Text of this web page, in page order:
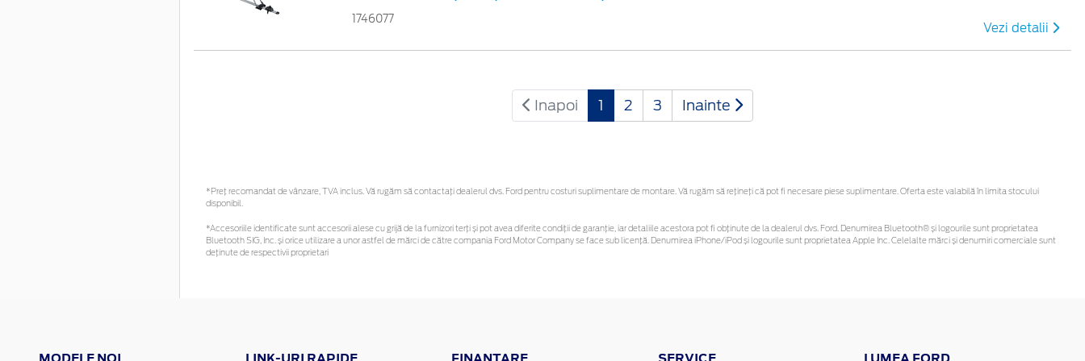
1746077
Vezi detalii
Inapoi 1 2 3 Inainte
*Preţ recomandat de vânzare, TVA inclus. Vă rugăm să contactaţi dealerul dvs. Ford pentru costuri suplimentare de montare. Vă rugăm să rețineți că pot fi necesare piese suplimentare. Oferta este valabilă în limita stocului
disponibil.
*Accesoriile identificate sunt accesorii alese cu grijă de la furnizori terți și pot avea diferite condiții de garanție, iar detaliile acestora pot fi obținute de la dealerul dvs. Ford. Denumirea Bluetooth® și logourile sunt proprietatea
Bluetooth SIG, Inc. și orice utilizare a unor astfel de mărci de către compania Ford Motor Company se face sub licență. Denumirea iPhone/iPod și logourile sunt proprietatea Apple Inc. Celelalte mărci și denumiri comerciale sunt
deținute de respectivii proprietari